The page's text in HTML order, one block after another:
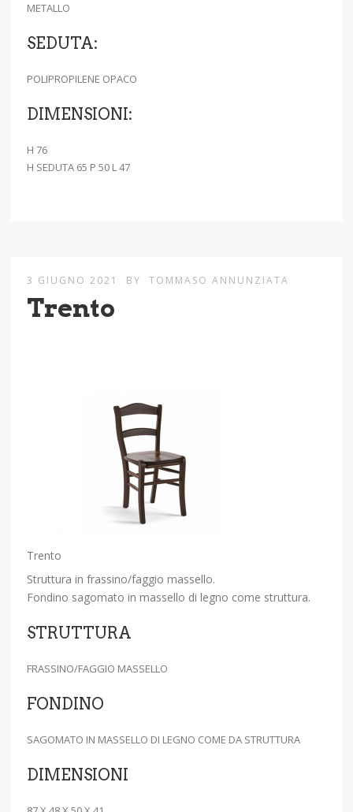
METALLO
SEDUTA:
POLIPROPILENE OPACO
DIMENSIONI:
H 76
H SEDUTA 65 P 50 L 47
3 GIUGNO 2021 BY TOMMASO ANNUNZIATA
Trento
Trento
Struttura in frassino/faggio massello.
Fondino sagomato in massello di legno come struttura.
STRUTTURA
FRASSINO/FAGGIO MASSELLO
FONDINO
SAGOMATO IN MASSELLO DI LEGNO COME DA STRUTTURA
DIMENSIONI